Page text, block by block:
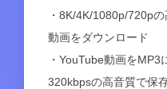
・8K/4K/1080p/720p
動画をダウンロード
・YouTube動画を
320kbpsの高音質で保